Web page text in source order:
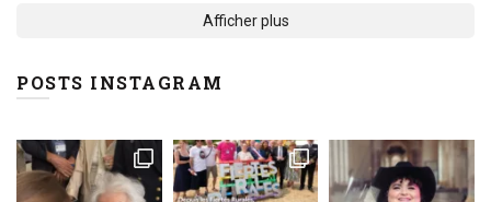
Afficher plus
POSTS INSTAGRAM